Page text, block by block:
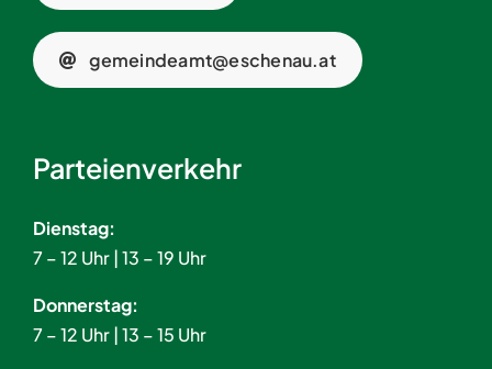
gemeindeamt@eschenau.at
Parteienverkehr
Dienstag:
7 – 12 Uhr | 13 – 19 Uhr
Donnerstag:
7 – 12 Uhr | 13 – 15 Uhr